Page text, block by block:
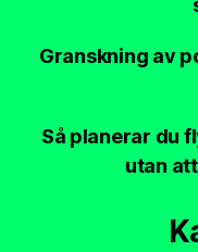
Granskning av
Så planerar du
utan